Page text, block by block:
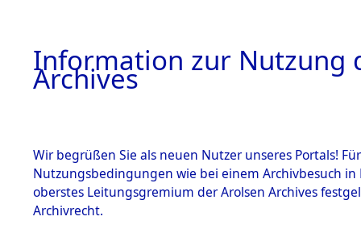
Information zur Nutzung
Archives
Wir begrüßen Sie als neuen Nutzer unseres Portals!
Nutzungsbedingungen wie bei einem Archivbesuch
oberstes Leitungsgremium der Arolsen Archives
Archivrecht.